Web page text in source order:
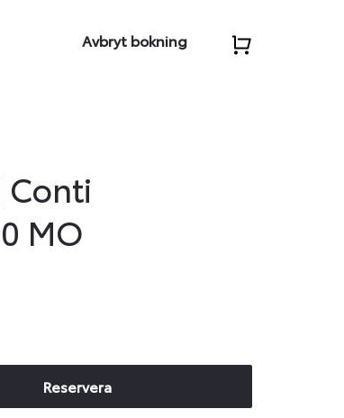
Avbryt bokning
Conti
MO
Reservera